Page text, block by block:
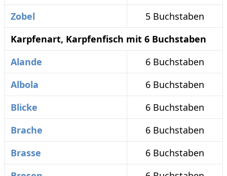
Zobel
5 Buchstaben
Karpfenart, Karpfenfisch mit 6 Buchstaben
Alande
6 Buchstaben
Albola
6 Buchstaben
Blicke
6 Buchstaben
Brache
6 Buchstaben
Brasse
6 Buchstaben